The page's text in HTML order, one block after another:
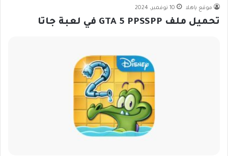
موقع ياهلا 10 نوفمبر، 2024
تحميل ملف GTA 5 PPSSPP في لعبة جاتا